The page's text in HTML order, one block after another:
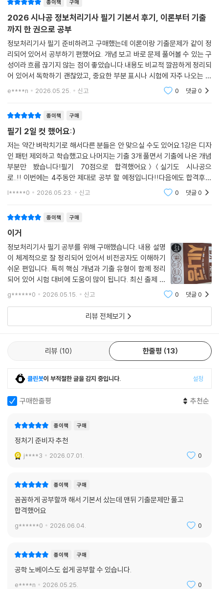
종이책 구매
2026 시나공 정보처리기사 필기 기본서 후기, 이론부터 기출
까지 한 권으로 공부
정보처리기사 필기 준비하려고 구매했는데 이론이랑 기출문제가 같이 정
리되어 있어서 공부하기 편했어요. 개념 보고 바로 문제 풀어볼 수 있는 구
성이라 흐름 끊기지 않는 점이 좋았습니다.내용도 비교적 깔끔하게 정리되
어 있어서 독학하기 괜찮았고, 중요한 부분 표시나 시험에 자주 나오는 내
용 정리가 잘 되어 있어 효율적으로 공부할 수 있었어요. 특히 기출문제가
e****n 2026.05.25. 신고 0 댓글0
종이책 구매
필기 2일 컷 했어요:)
저는 약간 벼락치기로 해서다른 분들은 안 맞으실 수도 있어요.1강은 디자
인 패턴 제외하고 학습했고요.나머지는 기출 3개 풀면서 기출에 나온 개념
부분만 봤습니다!필기 70점으로 합격했어요＞＜실기도 시나공으
로..!! 이번에는 4주동안 제대로 공부 할 예정입니다!!다음에도 합격후기
l*****0 2026.05.23. 신고 0 댓글0
종이책 구매
이거
정보처리기사 필기 공부를 위해 구매했습니다. 내용 설명
이 체계적으로 잘 정리되어 있어서 비전공자도 이해하기
쉬운 편입니다. 특히 핵심 개념과 기출 유형이 함께 정리
되어 있어 시험 대비에 도움이 많이 됩니다. 최신 출제 경
향도 반영되어 있고, 독학하기에 구성도 괜찮은 것 같습니
다. 시험까지 열심히 공부해보려고 합니다.
g******0 2026.05.15. 신고 0 댓글0
리뷰 전체보기
리뷰 10 한줄평 13
클린봇이 부적절한 글을 감지 중입니다. 설정
구매한줄평 추천순
종이책 구매
정처기 준비자 추천
j****3 2026.07.01. 0
종이책 구매
꼼꼼하게 공부할까 해서 기본서 샀는데 맨뒤 기출문제만 풀고
합격했어요
g******0 2026.06.04. 0
종이책 구매
공학 노베이스도 쉽게 공부할 수 있습니다.
e****n 2026.05.25. 0